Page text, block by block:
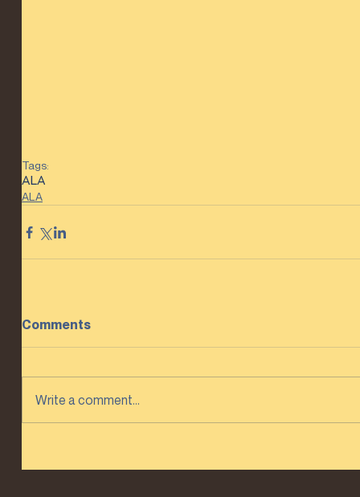
Tags:
ALA
ALA
Comments
Write a comment...